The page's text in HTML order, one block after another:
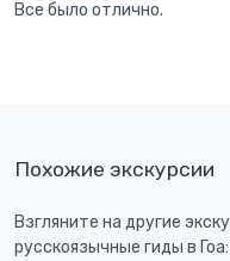
Все было отлично.
Похожие экскурсии
Взгляните на другие
русскоязычные гиды в Гоа: